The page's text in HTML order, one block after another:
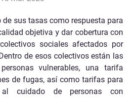
de sus tasas como respuesta para
objetiva y dar cobertura con
sociales afectados por
de esos colectivos están las
vulnerables, una tarifa
de fugas, así como tarifas para
al cuidado de personas con